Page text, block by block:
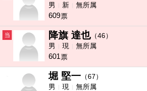
男
新 無所属
609票
当 降旗 達也（46）
男
現 無所属
601票
堀 堅一 （67）
男
現 無所属